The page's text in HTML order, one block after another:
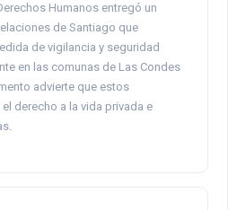
Humanos entregó un
de Santiago que
de vigilancia y seguridad
en las comunas de Las Condes
advierte que estos
derecho a la vida privada e